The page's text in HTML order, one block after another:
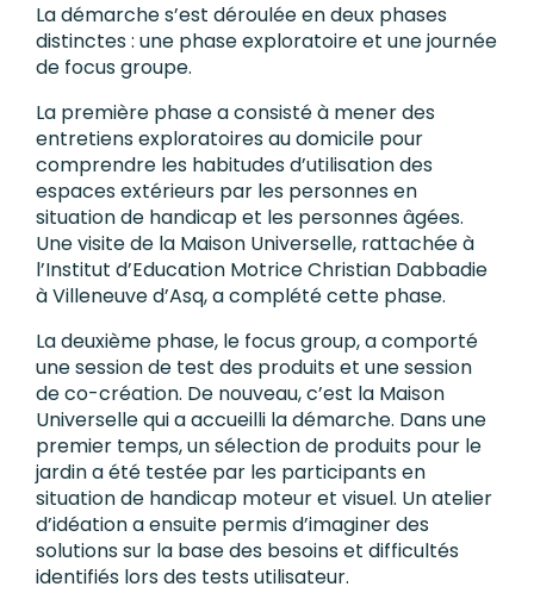
La démarche s’est déroulée en deux phases
distinctes : une phase exploratoire et une journée
de focus groupe.
La première phase a consisté à mener des
entretiens exploratoires au domicile pour
comprendre les habitudes d’utilisation des
espaces extérieurs par les personnes en
situation de handicap et les personnes âgées.
Une visite de la Maison Universelle, rattachée à
l’Institut d’Education Motrice Christian Dabbadie
à Villeneuve d’Asq, a complété cette phase.
La deuxième phase, le focus group, a comporté
une session de test des produits et une session
de co-création. De nouveau, c’est la Maison
Universelle qui a accueilli la démarche. Dans une
premier temps, un sélection de produits pour le
jardin a été testée par les participants en
situation de handicap moteur et visuel. Un atelier
d’idéation a ensuite permis d’imaginer des
solutions sur la base des besoins et difficultés
identifiés lors des tests utilisateur.